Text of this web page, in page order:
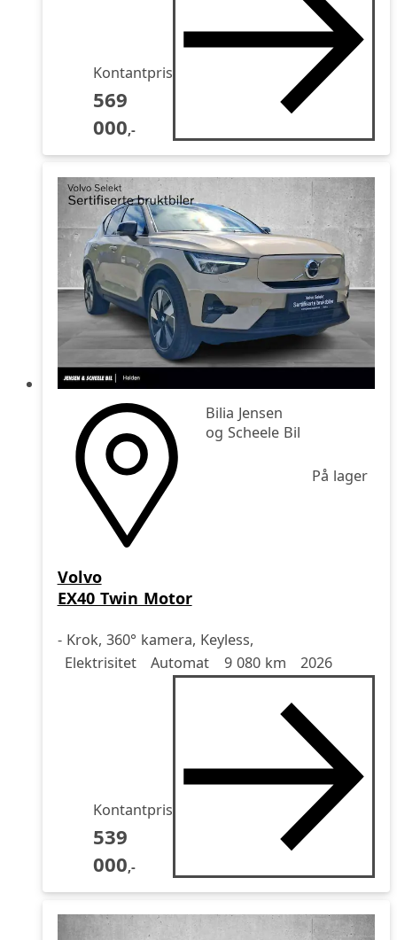
Kontantpris
569
000,-
Bilia Jensen
og Scheele Bil
På lager
Volvo
EX40 Twin Motor
- Krok, 360° kamera, Keyless,
Drivstoff
Elektrisitet
Girkasse Automat
Kjørelengde 9 080 km
årsmodell 2026
Kontantpris
539
000,-